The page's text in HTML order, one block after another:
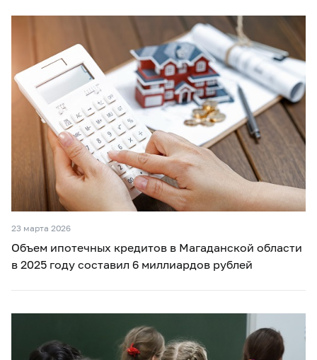
23 марта 2026
Объем ипотечных кредитов в Магаданской области
в 2025 году составил 6 миллиардов рублей